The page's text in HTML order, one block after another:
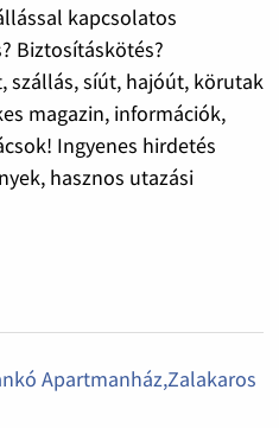
kapcsolatos
Biztosításkötés?
szállás, síút, hajóút, körutak
magazin, információk,
Ingyenes hirdetés
hasznos utazási
Apartmanház,Zalakaros